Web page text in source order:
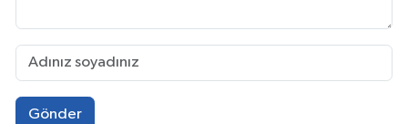
Gönder